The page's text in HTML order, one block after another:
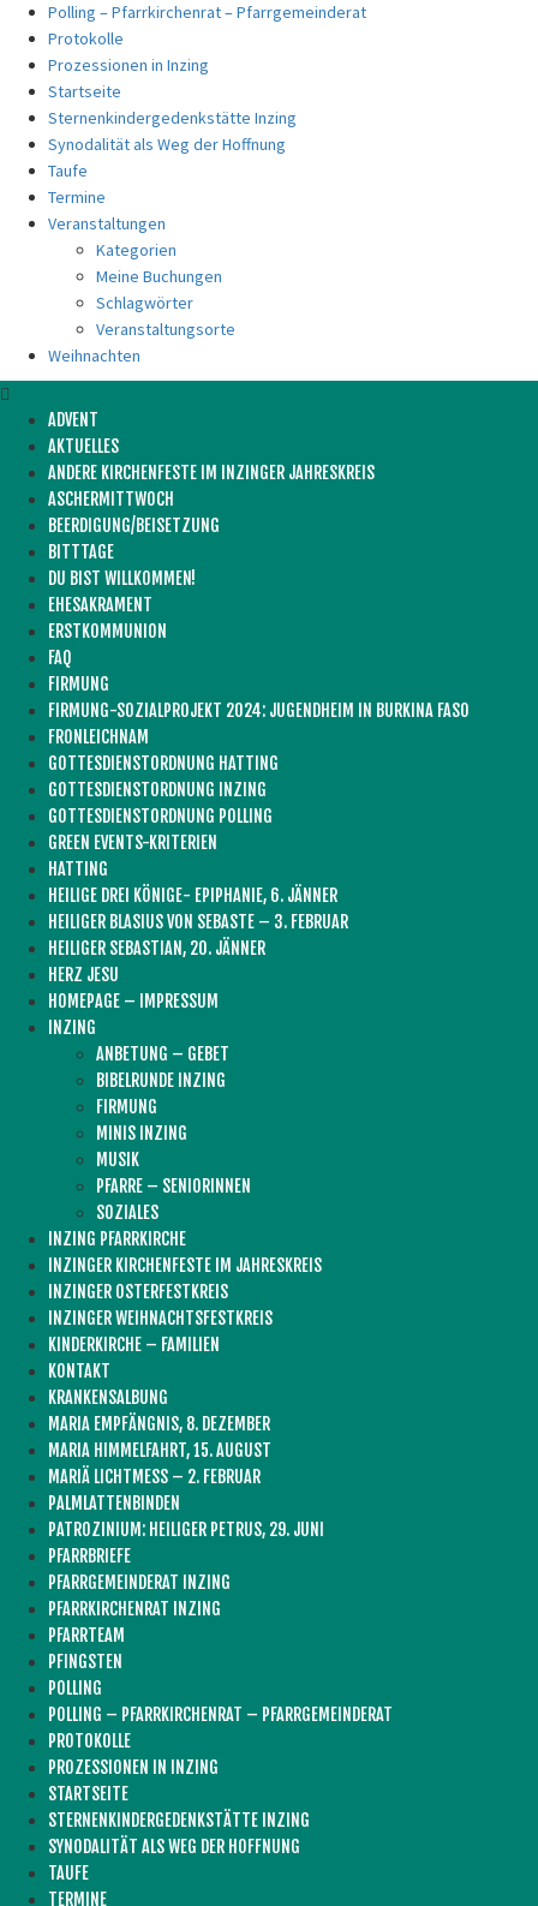
Polling – Pfarrkirchenrat – Pfarrgemeinderat
Protokolle
Prozessionen in Inzing
Startseite
Sternenkindergedenkstätte Inzing
Synodalität als Weg der Hoffnung
Taufe
Termine
Veranstaltungen
Kategorien
Meine Buchungen
Schlagwörter
Veranstaltungsorte
Weihnachten
ADVENT
AKTUELLES
ANDERE KIRCHENFESTE IM INZINGER JAHRESKREIS
ASCHERMITTWOCH
BEERDIGUNG/BEISETZUNG
BITTTAGE
DU BIST WILLKOMMEN!
EHESAKRAMENT
ERSTKOMMUNION
FAQ
FIRMUNG
FIRMUNG-SOZIALPROJEKT 2024: JUGENDHEIM IN BURKINA FASO
FRONLEICHNAM
GOTTESDIENSTORDNUNG HATTING
GOTTESDIENSTORDNUNG INZING
GOTTESDIENSTORDNUNG POLLING
GREEN EVENTS-KRITERIEN
HATTING
HEILIGE DREI KÖNIGE- EPIPHANIE, 6. JÄNNER
HEILIGER BLASIUS VON SEBASTE – 3. FEBRUAR
HEILIGER SEBASTIAN, 20. JÄNNER
HERZ JESU
HOMEPAGE – IMPRESSUM
INZING
ANBETUNG – GEBET
BIBELRUNDE INZING
FIRMUNG
MINIS INZING
MUSIK
PFARRE – SENIORINNEN
SOZIALES
INZING PFARRKIRCHE
INZINGER KIRCHENFESTE IM JAHRESKREIS
INZINGER OSTERFESTKREIS
INZINGER WEIHNACHTSFESTKREIS
KINDERKIRCHE – FAMILIEN
KONTAKT
KRANKENSALBUNG
MARIA EMPFÄNGNIS, 8. DEZEMBER
MARIA HIMMELFAHRT, 15. AUGUST
MARIÄ LICHTMESS – 2. FEBRUAR
PALMLATTENBINDEN
PATROZINIUM: HEILIGER PETRUS, 29. JUNI
PFARRBRIEFE
PFARRGEMEINDERAT INZING
PFARRKIRCHENRAT INZING
PFARRTEAM
PFINGSTEN
POLLING
POLLING – PFARRKIRCHENRAT – PFARRGEMEINDERAT
PROTOKOLLE
PROZESSIONEN IN INZING
STARTSEITE
STERNENKINDERGEDENKSTÄTTE INZING
SYNODALITÄT ALS WEG DER HOFFNUNG
TAUFE
TERMINE